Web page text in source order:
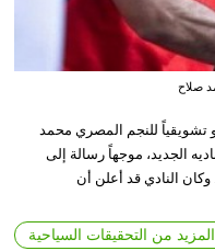
صلاح
تشويقياً للنجم المصري محمد
الجديد، موجهاً رسالة إلى
وكان النادي قد أعلن أن
المزيد من التحقيقات السياحية